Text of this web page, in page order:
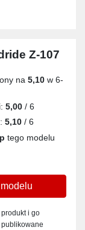
Z-107
na 5,10 w 6-
5,00/ 6
5,10/ 6
tego modelu
i go